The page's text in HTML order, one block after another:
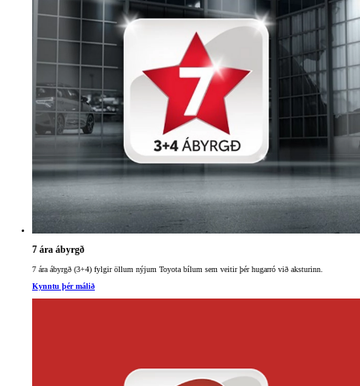
7 ára ábyrgð
7 ára ábyrgð (3+4) fylgir öllum nýjum Toyota bílum sem veitir þér hugarró við aksturinn.
Kynntu þér málið